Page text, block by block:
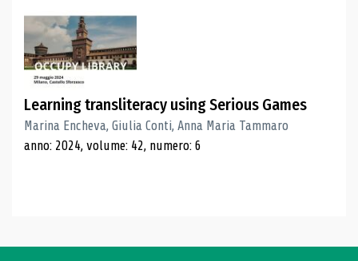
Learning transliteracy using Serious Games
Marina Encheva, Giulia Conti, Anna Maria Tammaro
anno: 2024, volume: 42, numero: 6